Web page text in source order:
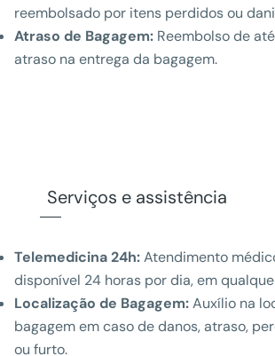
reembolsado por itens perdidos ou
Atraso de Bagagem: Reembolso de
atraso na entrega da bagagem.
Serviços e assistência
Telemedicina 24h:Atendimento
disponível 24 horas por dia, em
Localização de Bagagem:Auxílio na
bagagem em caso de danos, atraso,
ou furto.